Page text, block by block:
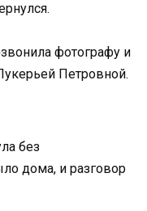
фотографу и
Петровной.
без
дома, и разговор